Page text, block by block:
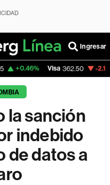
Ingresar
Visa 362.50 -2.15%
la sanción
indebido
de datos a